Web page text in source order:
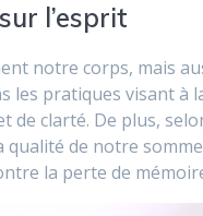
l’esprit
notre corps, mais
les pratiques visant à
clarté. De plus,
de notre
la perte de